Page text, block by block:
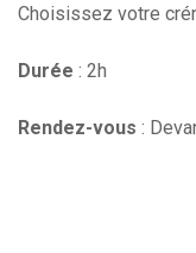
Choisissez votre
Durée : 2h
Rendez-vous :